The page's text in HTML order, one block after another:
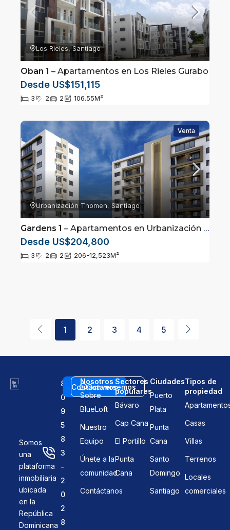
Los Rieles, Santiago
Oban 1 – Apartamentos en Los Rieles Gurabo
Desde US$151,115
3 2 2 106.55M²
Venta
Urbanización Thomen, Santiago
Gardens 1 – Apartamentos en Urbanización Thomen
Desde US$204,800
3 2 2 206-12,523M²
1 2 3 4 5
Somos
una
plataforma
inmobiliaria
ubicada
en la
República
Dominicana
8
0
9
5
8
3
-
2
0
2
8
Contáctanos
Conversemos
Nosotros
Sobre
BlueLoft
Nuestro
Equipo
Únete a la
comunidad
Contáctanos
Sectores
populares
Bávaro
Cap Cana
El Portillo
Punta
Cana
Ciudades
Puerto
Plata
Punta
Cana
Santo
Domingo
Santiago
Tipos de
propiedad
Casas
Villas
Terrenos
Locales
comerciales